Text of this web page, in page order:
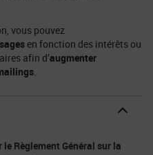
vous pouvez
en fonction des intérêts ou
afin d’augmenter
.
Règlement Général sur la